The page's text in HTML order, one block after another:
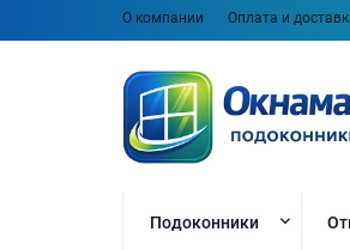
О компании Оплата и
Подоконники